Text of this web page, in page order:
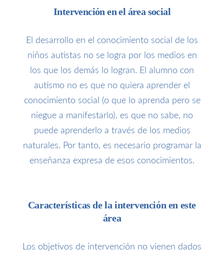
Intervención en el área social
El desarrollo en el conocimiento social de los
niños autistas no se logra por los medios en
los que los demás lo logran. El alumno con
autismo no es que no quiera aprender el
conocimiento social (o que lo aprenda pero se
niegue a manifestarlo), es que no sabe, no
puede aprenderlo a través de los medios
naturales. Por tanto, es necesario programar la
enseñanza expresa de esos conocimientos.
Características de la intervención en este
área
Los objetivos de intervención no vienen dados